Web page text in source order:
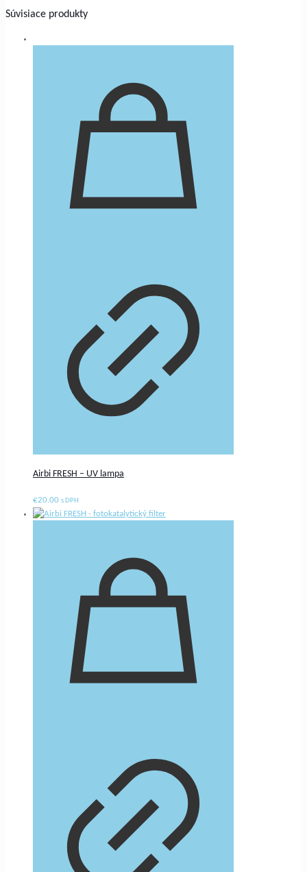
Súvisiace produkty
Airbi FRESH – UV lampa
€20.00 s DPH